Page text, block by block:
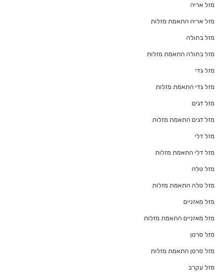
מזל אריה
מזל אריה התאמת מזלות
מזל בתולה
מזל בתולה התאמת מזלות
מזל גדי
מזל גדי התאמת מזלות
מזל דגים
מזל דגים התאמת מזלות
מזל דלי
מזל דלי התאמת מזלות
מזל טלה
מזל טלה התאמת מזלות
מזל מאזניים
מזל מאזניים התאמת מזלות
מזל סרטן
מזל סרטן התאמת מזלות
מזל עקרב